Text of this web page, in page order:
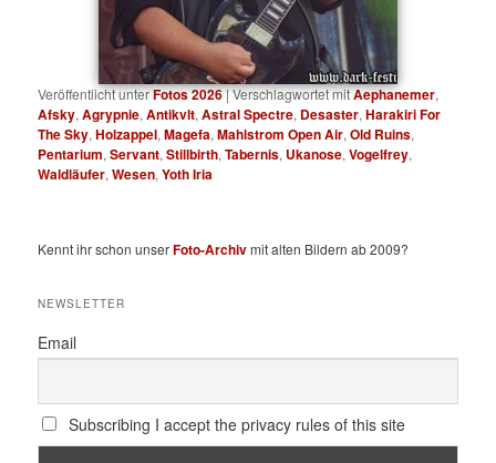
Veröffentlicht unterFotos 2026|Verschlagwortet mitAephanemer,
Afsky,Agrypnie,Antikvlt,Astral Spectre, Desaster,Harakiri For
The Sky,Holzappel,Magefa,Mahlstrom Open Air,Old Ruins,
Pentarium,Servant,Stillbirth,Tabernis, Ukanose,Vogelfrey,
Waldläufer,Wesen,Yoth Iria
Kennt ihr schon unserFoto-Archivmit alten Bildern ab 2009?
NEWSLETTER
Email
Subscribing I accept the privacy rules of this site